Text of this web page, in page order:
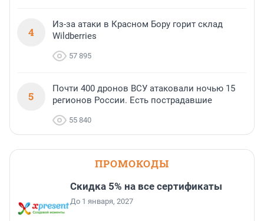
4
Из-за атаки в Красном Бору горит склад
Wildberries
57 895
5
Почти 400 дронов ВСУ атаковали ночью 15
регионов России. Есть пострадавшие
55 840
ПРОМОКОДЫ
Скидка 5% на все сертификаты
До 1 января, 2027